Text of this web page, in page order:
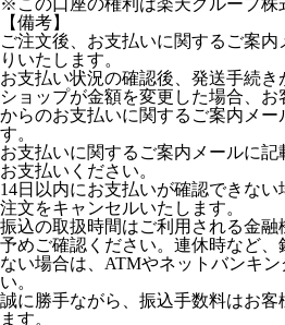
※この口座の権利は楽天グループ株
【備考】
ご注文後、お支払いに関するご案
りいたします。
お支払い状況の確認後、発送手続き
ショップが金額を変更した場合、
からのお支払いに関するご案内メー
す。
お支払いに関するご案内メールに記
お支払いください。
14日以内にお支払いが確認できな
注文をキャンセルいたします。
振込の取扱時間はご利用される金
予めご確認ください。連休時など、
ない場合は、ATMやネットバンキ
い。
誠に勝手ながら、振込手数料はお
ます。